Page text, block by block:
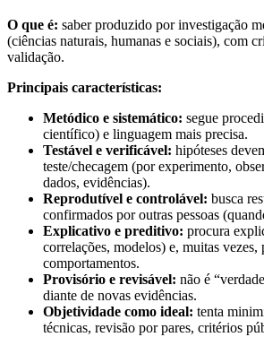
O que é: saber produzido por investigação
(ciências naturais, humanas e sociais), com
validação.
Principais características:
Metódico e sistemático: segue
científico) e linguagem mais precisa.
Testável e verificável: hipóteses
teste/checagem (por experimento,
dados, evidências).
Reprodutível e controlável: busca
confirmados por outras pessoas
Explicativo e preditivo: procura
correlações, modelos) e, muitas vezes,
comportamentos.
Provisório e revisável: não é
diante de novas evidências.
Objetividade como ideal: tenta
técnicas, revisão por pares, critérios